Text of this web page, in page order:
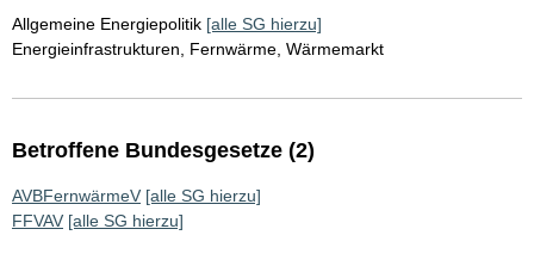
Allgemeine Energiepolitik [alle SG hierzu]
Energieinfrastrukturen, Fernwärme, Wärmemarkt
Betroffene Bundesgesetze (2)
AVBFernwärmeV [alle SG hierzu]
FFVAV [alle SG hierzu]